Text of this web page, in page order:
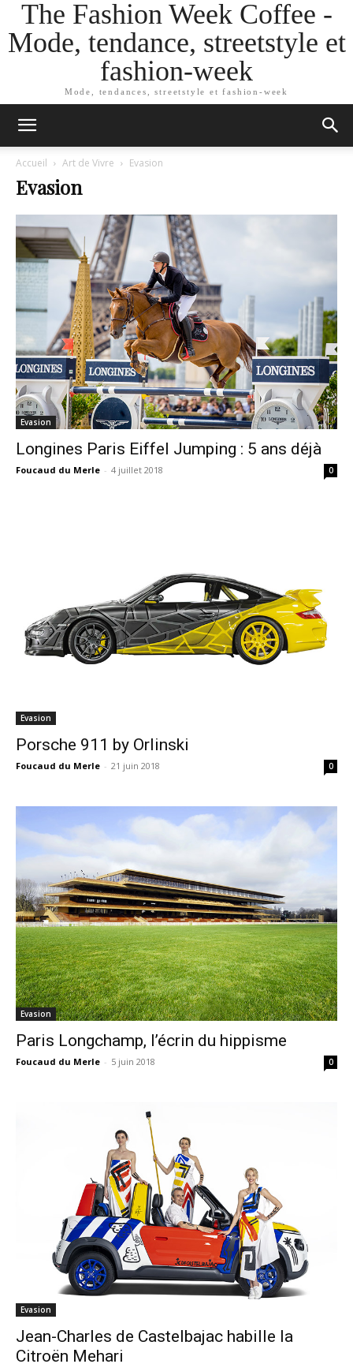
The Fashion Week Coffee -
Mode, tendance, streetstyle et
fashion-week
Mode, tendances, streetstyle et fashion-week
Accueil Art de Vivre Evasion
Evasion
Evasion
Longines Paris Eiffel Jumping : 5 ans déjà
Foucaud du Merle - 4 juillet 2018 0
Evasion
Porsche 911 by Orlinski
Foucaud du Merle - 21 juin 2018 0
Evasion
Paris Longchamp, l’écrin du hippisme
Foucaud du Merle - 5 juin 2018 0
Evasion
Jean-Charles de Castelbajac habille la
Citroën Mehari